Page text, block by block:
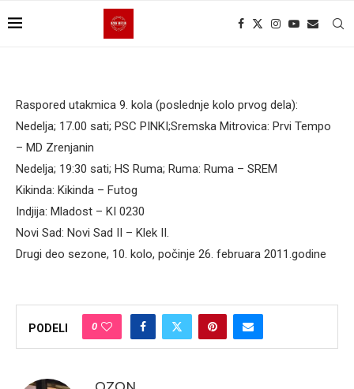
Raspored utakmica 9. kola (poslednje kolo prvog dela):
Nedelja; 17.00 sati; PSC PINKI;Sremska Mitrovica: Prvi Tempo
– MD Zrenjanin
Nedelja; 19:30 sati; HS Ruma; Ruma: Ruma – SREM
Kikinda: Kikinda – Futog
Indjija: Mladost – KI 0230
Novi Sad: Novi Sad II – Klek II.
Drugi deo sezone, 10. kolo, počinje 26. februara 2011.godine
PODELI 0